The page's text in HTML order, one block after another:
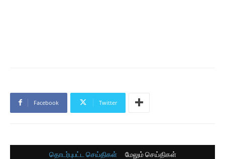
Facebook Twitter
தொடர்புபட்ட செய்திகள் மேலும் செய்திகள்